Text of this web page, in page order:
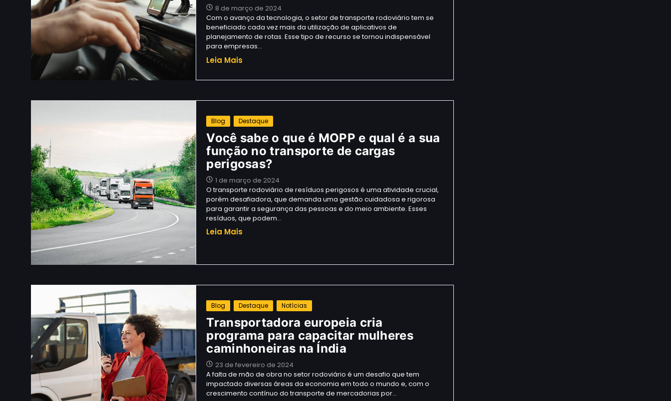
8 de março de 2024
Com o avanço da tecnologia, o setor de transporte rodoviário tem se
beneficiado cada vez mais da utilização de aplicativos de
planejamento de rotas. Esse tipo de recurso se tornou indispensável
para empresas…
Leia Mais
Blog Destaque
Você sabe o que é MOPP e qual é a sua
função no transporte de cargas
perigosas?
1 de março de 2024
O transporte rodoviário de resíduos perigosos é uma atividade crucial,
porém desafiadora, que demanda uma gestão cuidadosa e rigorosa
para garantir a segurança das pessoas e do meio ambiente. Esses
resíduos, que podem…
Leia Mais
Blog Destaque Notícias
Transportadora europeia cria
programa para capacitar mulheres
caminhoneiras na Índia
23 de fevereiro de 2024
A falta de mão de obra no setor rodoviário é um desafio que tem
impactado diversas áreas da economia em todo o mundo e, com o
crescimento contínuo do transporte de mercadorias por…